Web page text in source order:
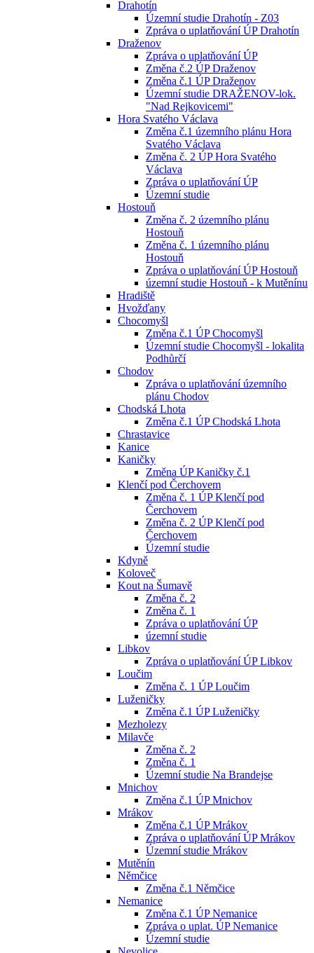
Drahotín
Územní studie Drahotín - Z03
Zpráva o uplatňování ÚP Drahotín
Draženov
Zpráva o uplatňování ÚP
Změna č.2 ÚP Draženov
Změna č.1 ÚP Draženov
Územní studie DRAŽENOV-lok.
"Nad Rejkovicemi"
Hora Svatého Václava
Změna č.1 územního plánu Hora
Svatého Václava
Změna č. 2 ÚP Hora Svatého
Václava
Zpráva o uplatňování ÚP
Územní studie
Hostouň
Změna č. 2 územního plánu
Hostouň
Změna č. 1 územního plánu
Hostouň
Zpráva o uplatňování ÚP Hostouň
územní studie Hostouň - k Mutěnínu
Hradiště
Hvožďany
Chocomyšl
Změna č.1 ÚP Chocomyšl
Územní studie Chocomyšl - lokalita
Podhůrčí
Chodov
Zpráva o uplatňování územního
plánu Chodov
Chodská Lhota
Změna č.1 ÚP Chodská Lhota
Chrastavice
Kanice
Kaničky
Změna ÚP Kaničky č.1
Klenčí pod Čerchovem
Změna č. 1 ÚP Klenčí pod
Čerchovem
Změna č. 2 ÚP Klenčí pod
Čerchovem
Územní studie
Kdyně
Koloveč
Kout na Šumavě
Změna č. 2
Změna č. 1
Zpráva o uplatňování ÚP
územní studie
Libkov
Zpráva o uplatňování ÚP Libkov
Loučim
Změna č. 1 ÚP Loučim
Luženičky
Změna č.1 ÚP Luženičky
Mezholezy
Milavče
Změna č. 2
Změna č. 1
Územní studie Na Brandejse
Mnichov
Změna č.1 ÚP Mnichov
Mrákov
Změna č.1 ÚP Mrákov
Zpráva o uplatňování ÚP Mrákov
Územní studie Mrákov
Mutěnín
Němčice
Změna č.1 Němčice
Nemanice
Změna č.1 ÚP Nemanice
Zpráva o uplat. ÚP Nemanice
Územní studie